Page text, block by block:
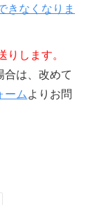
きなくなりま
りします。
合は、改めて
ーム よりお問